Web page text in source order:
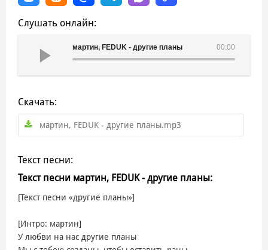
Слушать онлайн:
00:00
мартин, FEDUK - другие планы
Скачать:
мартин, FEDUK - другие планы.mp3
Текст песни:
Текст песни мартин, FEDUK - другие планы:
[Текст песни «другие планы»]
[Интро: мартин]
У любви на нас другие планы